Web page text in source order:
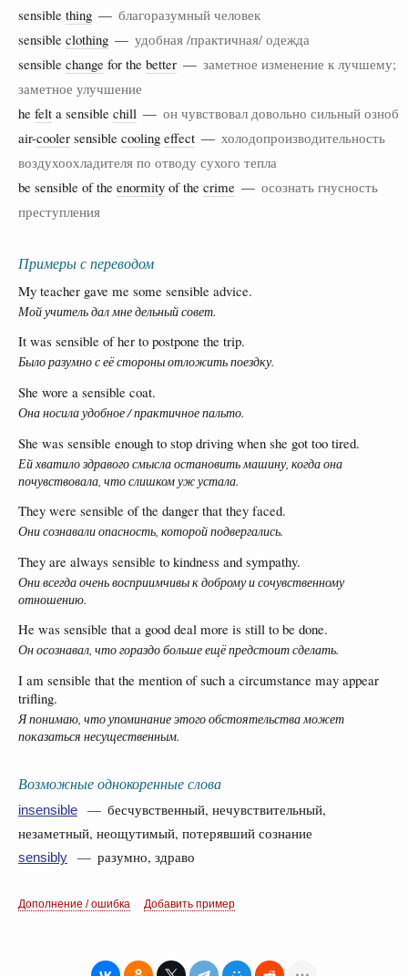
sensible thing — благоразумный человек
sensible clothing — удобная /практичная/ одежда
sensible change for the better — заметное изменение к лучшему;
заметное улучшение
he felt a sensible chill — он чувствовал довольно сильный озноб
air-cooler sensible cooling effect — холодопроизводительность
воздухоохладителя по отводу сухого тепла
be sensible of the enormity of the crime — осознать гнусность
преступления
Примеры с переводом
My teacher gave me some sensible advice.
Мой учитель дал мне дельный совет.
It was sensible of her to postpone the trip.
Было разумно с её стороны отложить поездку.
She wore a sensible coat.
Она носила удобное / практичное пальто.
She was sensible enough to stop driving when she got too tired.
Ей хватило здравого смысла остановить машину, когда она
почувствовала, что слишком уж устала.
They were sensible of the danger that they faced.
Они сознавали опасность, которой подвергались.
They are always sensible to kindness and sympathy.
Они всегда очень восприимчивы к доброму и сочувственному
отношению.
He was sensible that a good deal more is still to be done.
Он осознавал, что гораздо больше ещё предстоит сделать.
I am sensible that the mention of such a circumstance may appear
trifling.
Я понимаю, что упоминание этого обстоятельства может
показаться несущественным.
Возможные однокоренные слова
insensible
— бесчувственный, нечувствительный,
незаметный, неощутимый, потерявший сознание
sensibly — разумно, здраво
Дополнение / ошибка Добавить пример